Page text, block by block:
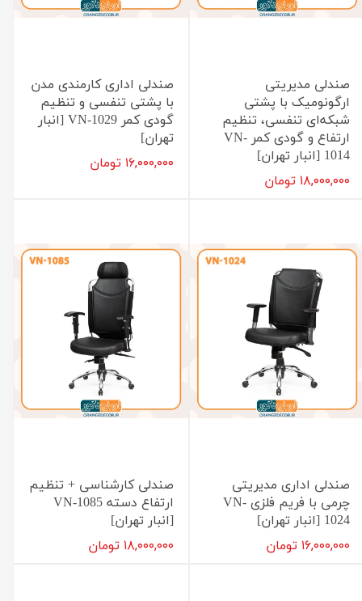
صندلی مدیریتی
ارگونومیک با پشتی
شبکه‌ای تنفسی، تنظیم
ارتفاع و گودی کمر VN-
1014 [انبار تهران]
۱۸,۰۰۰,۰۰۰ تومان
صندلی اداری کارمندی مدن
با پشتی تنفسی و تنظیم
گودی کمر VN-1029 [انبار
تهران]
۱۶,۰۰۰,۰۰۰ تومان
صندلی اداری مدیریتی
چرمی با فریم فلزی VN-
1024 [انبار تهران]
۱۶,۰۰۰,۰۰۰ تومان
صندلی کارشناسی + تنظیم
ارتفاع دسته VN-1085
[انبار تهران]
۱۸,۰۰۰,۰۰۰ تومان